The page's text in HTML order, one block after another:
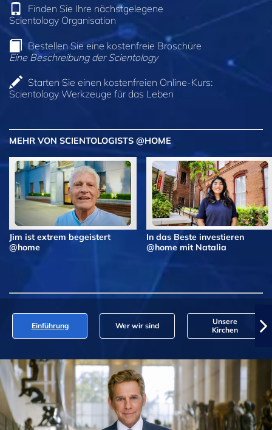
Finden Sie Ihre nächstgelegene
Scientology Organisation
Bestellen Sie eine kostenfreie Broschüre
Eine Beschreibung der Scientology
Starten Sie einen kostenfreien Online-Kurs:
Scientology Werkzeuge für das Leben
MEHR VON SCIENTOLOGISTS @HOME
Jim ist extrem begeistert
@home
In das Beste investieren
@home mit Natalia
Einführung Wer wir sind
Unsere
Kirchen